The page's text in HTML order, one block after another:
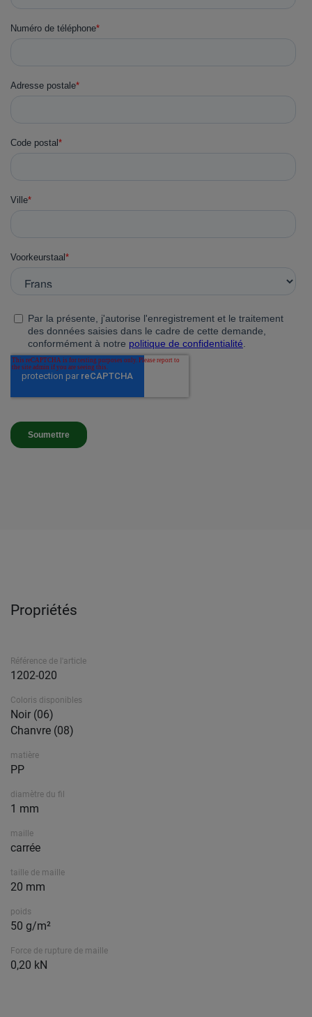
Propriétés
Référence de l'article
1202-020
Coloris disponibles
Noir (06)
Chanvre (08)
matière
PP
diamètre du fil
1 mm
maille
carrée
taille de maille
20 mm
poids
50 g/m²
Force de rupture de maille
0,20 kN